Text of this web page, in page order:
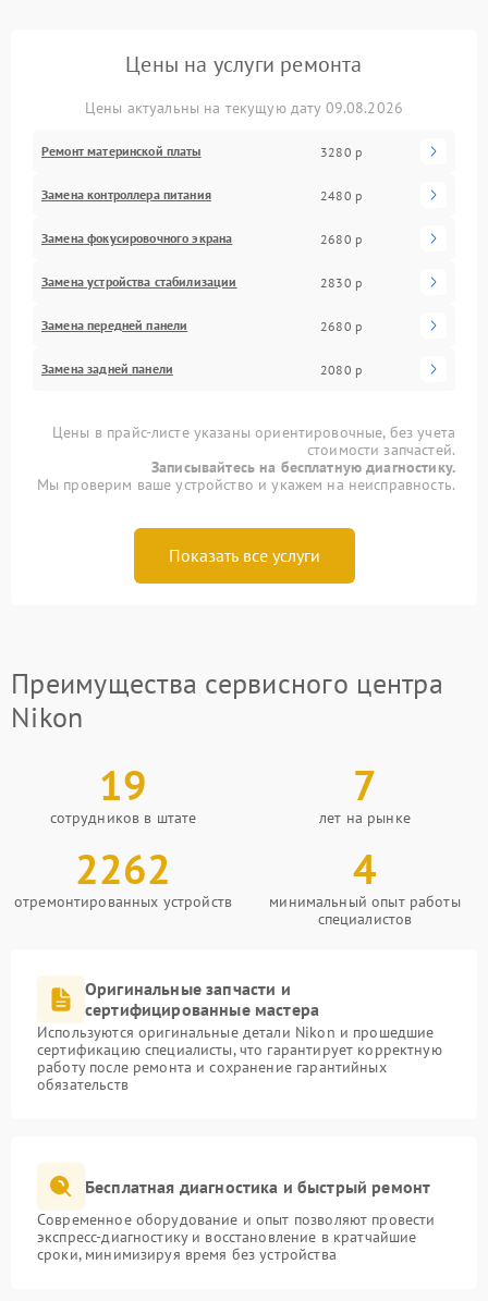
Цены на услуги ремонта
Цены актуальны на текущую дату 09.08.2026
Ремонт материнской платы 3280 р
Замена контроллера питания 2480 р
Замена фокусировочного экрана 2680 р
Замена устройства стабилизации 2830 р
Замена передней панели 2680 р
Замена задней панели 2080 р
Цены в прайс-листе указаны ориентировочные, без учета
стоимости запчастей.
Записывайтесь на бесплатную диагностику.
Мы проверим ваше устройство и укажем на неисправность.
Показать все услуги
Преимущества сервисного центра
Nikon
19
сотрудников в штате
7
лет на рынке
2262
отремонтированных устройств
4
минимальный опыт работы
специалистов
Оригинальные запчасти и
сертифицированные мастера
Используются оригинальные детали Nikon и прошедшие
сертификацию специалисты, что гарантирует корректную
работу после ремонта и сохранение гарантийных
обязательств
Бесплатная диагностика и быстрый ремонт
Современное оборудование и опыт позволяют провести
экспресс-диагностику и восстановление в кратчайшие
сроки, минимизируя время без устройства